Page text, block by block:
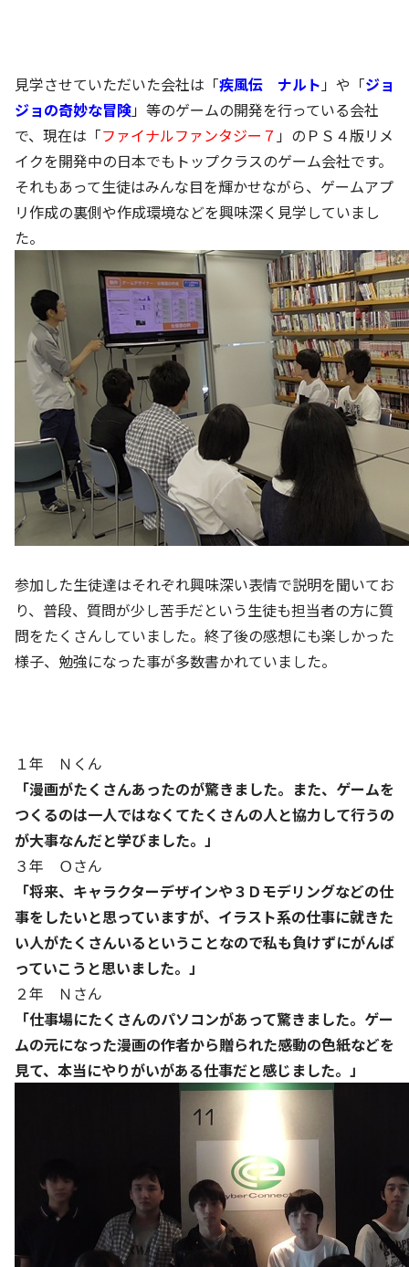
見学させていただいた会社は「疾風伝 ナルト」や「ジョ
ジョの奇妙な冒険」等のゲームの開発を行っている会社
で、現在は「ファイナルファンタジー７」のＰＳ４版リメ
イクを開発中の日本でもトップクラスのゲーム会社です。
それもあって生徒はみんな目を輝かせながら、ゲームアプ
リ作成の裏側や作成環境などを興味深く見学していまし
た。
参加した生徒達はそれぞれ興味深い表情で説明を聞いてお
り、普段、質問が少し苦手だという生徒も担当者の方に質
問をたくさんしていました。終了後の感想にも楽しかった
様子、勉強になった事が多数書かれていました。
１年 Ｎくん
「漫画がたくさんあったのが驚きました。また、ゲームを
つくるのは一人ではなくてたくさんの人と協力して行うの
が大事なんだと学びました。」
３年 Ｏさん
「将来、キャラクターデザインや３Ｄモデリングなどの仕
事をしたいと思っていますが、イラスト系の仕事に就きた
い人がたくさんいるということなので私も負けずにがんば
っていこうと思いました。」
２年 Ｎさん
「仕事場にたくさんのパソコンがあって驚きました。ゲー
ムの元になった漫画の作者から贈られた感動の色紙などを
見て、本当にやりがいがある仕事だと感じました。」